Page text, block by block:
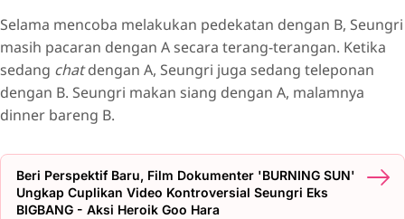
Selama mencoba melakukan pedekatan dengan B, Seungri
masih pacaran dengan A secara terang-terangan. Ketika
sedang chatdengan A, Seungri juga sedang teleponan
dengan B. Seungri makan siang dengan A, malamnya
dinner bareng B.
Beri Perspektif Baru, Film Dokumenter 'BURNING SUN'
Ungkap Cuplikan Video Kontroversial Seungri Eks
BIGBANG - Aksi Heroik Goo Hara